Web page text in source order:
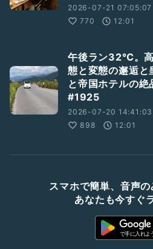
2026-07-21 07:05:07
770
12:01
午後ラン32℃。
態と変態の邂逅と
と帝国ホテルの絶
#1925
2026-07-20 14:41:03
898
12:01
スマホで簡単、音声の
あなたも今すぐ